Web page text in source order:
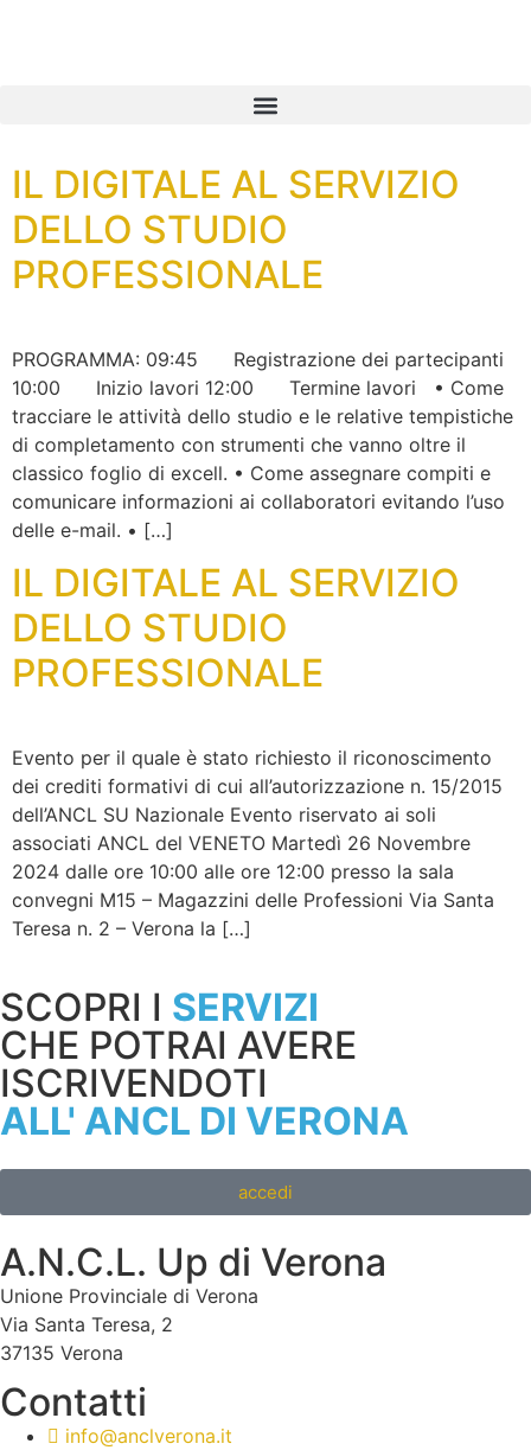
IL DIGITALE AL SERVIZIO
DELLO STUDIO
PROFESSIONALE
PROGRAMMA: 09:45 Registrazione dei partecipanti
10:00 Inizio lavori 12:00 Termine lavori • Come
tracciare le attività dello studio e le relative tempistiche
di completamento con strumenti che vanno oltre il
classico foglio di excell. • Come assegnare compiti e
comunicare informazioni ai collaboratori evitando l’uso
delle e-mail. • […]
IL DIGITALE AL SERVIZIO
DELLO STUDIO
PROFESSIONALE
Evento per il quale è stato richiesto il riconoscimento
dei crediti formativi di cui all’autorizzazione n. 15/2015
dell’ANCL SU Nazionale Evento riservato ai soli
associati ANCL del VENETO Martedì 26 Novembre
2024 dalle ore 10:00 alle ore 12:00 presso la sala
convegni M15 – Magazzini delle Professioni Via Santa
Teresa n. 2 – Verona la […]
SCOPRI I SERVIZI
CHE POTRAI AVERE
ISCRIVENDOTI
ALL' ANCL DI VERONA
accedi
A.N.C.L. Up di Verona
Unione Provinciale di Verona
Via Santa Teresa, 2
37135 Verona
Contatti
info@anclverona.it